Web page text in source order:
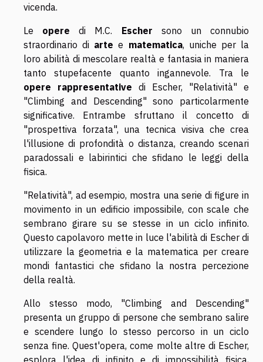
vicenda.
Le opere di M.C. Escher sono un connubio
straordinario di arte e matematica, uniche per la
loro abilità di mescolare realtà e fantasia in maniera
tanto stupefacente quanto ingannevole. Tra le
opere rappresentative di Escher, "Relatività" e
"Climbing and Descending" sono particolarmente
significative. Entrambe sfruttano il concetto di
"prospettiva forzata", una tecnica visiva che crea
l'illusione di profondità o distanza, creando scenari
paradossali e labirintici che sfidano le leggi della
fisica.
"Relatività", ad esempio, mostra una serie di figure in
movimento in un edificio impossibile, con scale che
sembrano girare su se stesse in un ciclo infinito.
Questo capolavoro mette in luce l'abilità di Escher di
utilizzare la geometria e la matematica per creare
mondi fantastici che sfidano la nostra percezione
della realtà.
Allo stesso modo, "Climbing and Descending"
presenta un gruppo di persone che sembrano salire
e scendere lungo lo stesso percorso in un ciclo
senza fine. Quest'opera, come molte altre di Escher,
esplora l'idea di infinito e di impossibilità fisica,